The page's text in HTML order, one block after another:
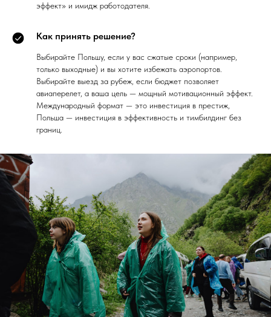
эффект» и имидж работодателя.
Как принять решение?
Выбирайте Польшу, если у вас сжатые сроки (например,
только выходные) и вы хотите избежать аэропортов.
Выбирайте выезд за рубеж, если бюджет позволяет
авиаперелет, а ваша цель — мощный мотивационный эффект.
Международный формат — это инвестиция в престиж,
Польша — инвестиция в эффективность и тимбилдинг без
границ.